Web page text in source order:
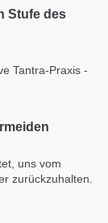
Stufe des
Tantra-Praxis -
uns vom
zurückzuhalten.